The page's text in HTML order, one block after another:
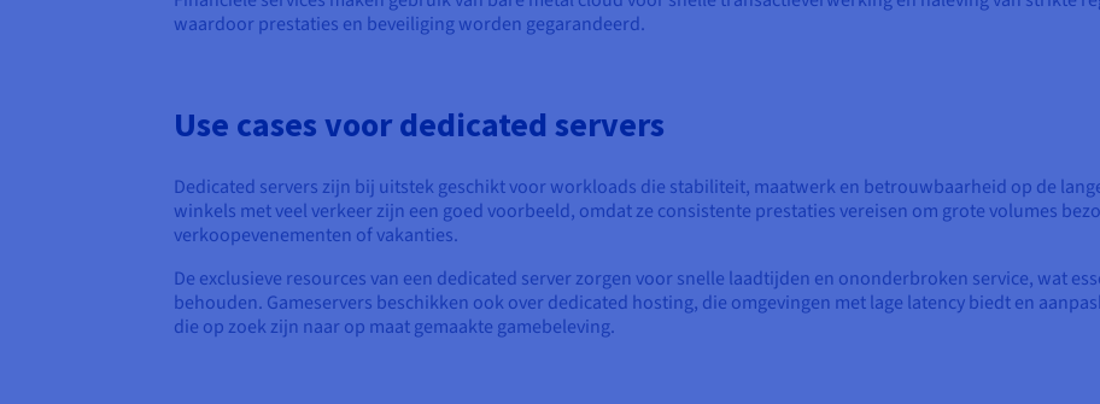
waardoor prestaties en beveiliging worden gegarandeerd.
Use cases voor dedicated servers
Dedicated servers zijn bij uitstek geschikt voor workloads die stabiliteit, maatwerk en betrouwbaarheid op de
winkels met veel verkeer zijn een goed voorbeeld, omdat ze consistente prestaties vereisen om grote volumes
verkoopevenementen of vakanties.
De exclusieve resources van een dedicated server zorgen voor snelle laadtijden en ononderbroken service, wat
behouden. Gameservers beschikken ook over dedicated hosting, die omgevingen met lage latency biedt en
die op zoek zijn naar op maat gemaakte gamebeleving.